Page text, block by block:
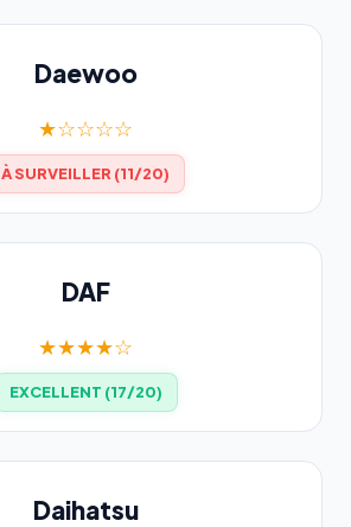
Daewoo
★☆☆☆☆
À SURVEILLER (11/20)
DAF
★★★★☆
EXCELLENT (17/20)
Daihatsu